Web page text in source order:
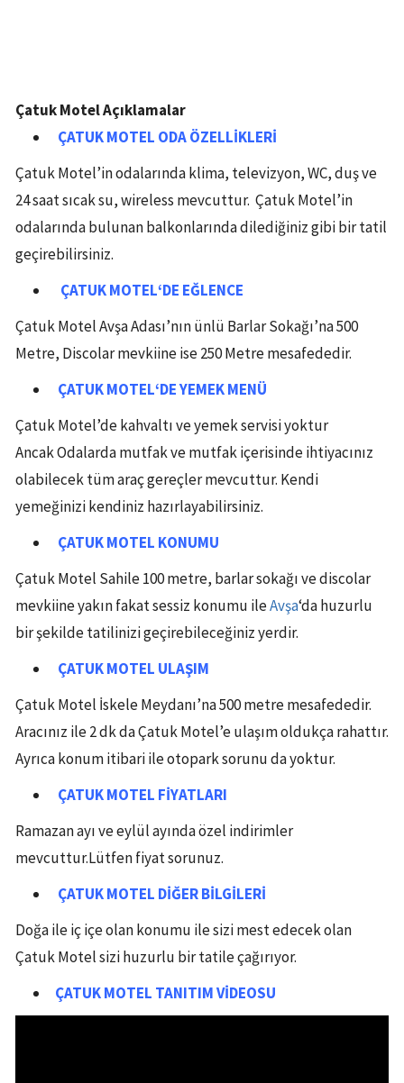
Çatuk Motel Açıklamalar
ÇATUK MOTEL ODA ÖZELLİKLERİ
Çatuk Motel’in odalarında klima, televizyon, WC, duş ve
24 saat sıcak su, wireless mevcuttur. Çatuk Motel’in
odalarında bulunan balkonlarında dilediğiniz gibi bir tatil
geçirebilirsiniz.
ÇATUK MOTEL‘DE EĞLENCE
Çatuk Motel Avşa Adası’nın ünlü Barlar Sokağı’na 500
Metre, Discolar mevkiine ise 250 Metre mesafededir.
ÇATUK MOTEL‘DEYEMEK MENÜ
Çatuk Motel’de kahvaltı ve yemek servisi yoktur
Ancak Odalarda mutfak ve mutfak içerisinde ihtiyacınız
olabilecek tüm araç gereçler mevcuttur. Kendi
yemeğinizi kendiniz hazırlayabilirsiniz.
ÇATUK MOTEL KONUMU
Çatuk Motel Sahile 100 metre, barlar sokağı ve discolar
mevkiine yakın fakat sessiz konumu ileAvşa‘da huzurlu
bir şekilde tatilinizi geçirebileceğiniz yerdir.
ÇATUK MOTEL ULAŞIM
Çatuk Motel İskele Meydanı’na 500 metre mesafededir.
Aracınız ile 2 dk da Çatuk Motel’e ulaşım oldukça rahattır.
Ayrıca konum itibari ile otopark sorunu da yoktur.
ÇATUK MOTEL FİYATLARI
Ramazan ayı ve eylül ayında özel indirimler
mevcuttur.Lütfen fiyat sorunuz.
ÇATUK MOTEL DİĞER BİLGİLERİ
Doğa ile iç içe olan konumu ile sizi mest edecek olan
Çatuk Motel sizi huzurlu bir tatile çağırıyor.
ÇATUKMOTEL TANITIM VİDEOSU